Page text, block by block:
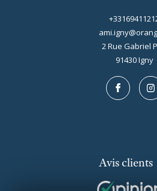
2 Rue Gabriel
91430 igny
Avis clients